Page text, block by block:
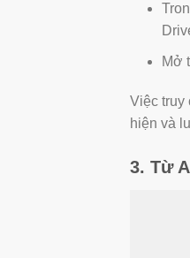
Mở
Việc truy
hiện và
3. Từ